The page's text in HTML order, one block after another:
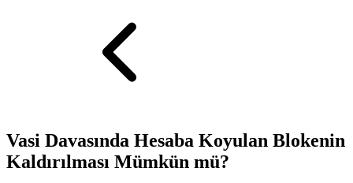
Vasi Davasında Hesaba Koyulan Blokenin
Kaldırılması Mümkün mü?